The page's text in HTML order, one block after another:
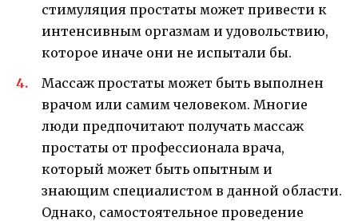
стимуляция простаты может привести к
интенсивным оргазмам и удовольствию,
которое иначе они не испытали бы.
Массаж простаты может быть выполнен
врачом или самим человеком. Многие
люди предпочитают получать массаж
простаты от профессионала врача,
который может быть опытным и
знающим специалистом в данной области.
Однако, самостоятельное проведение